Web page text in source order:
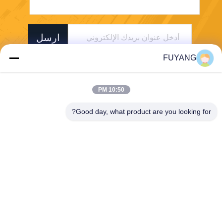
ارسل
Shenzhen FUYANG Technology Group Co.
FUYANG
10:50 PM
Good day, what product are you looking for?